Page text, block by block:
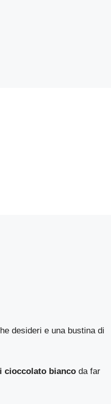
desideri e una bustina di
cioccolato bianco da far